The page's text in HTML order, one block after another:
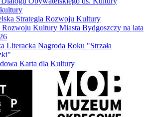
Strategia Rozwoju Kultury
Rozwoju Kultury Miasta Bydgoszczy na lata
Literacka Nagroda Roku "Strzała
Karta dla Kultury